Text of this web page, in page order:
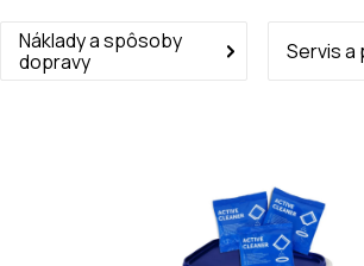
Náklady a spôsoby
dopravy
Servis a